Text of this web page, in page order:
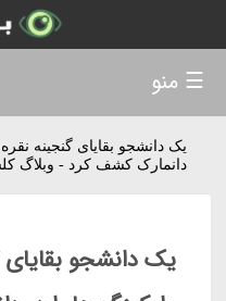
یک دانشجو بقایای گنجینه
دانمارک کشف کرد - وبلاگ
یک دانشجو بقایای
☰ منو